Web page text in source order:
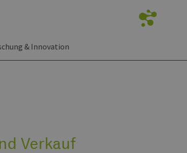
& Innovation
Verkauf